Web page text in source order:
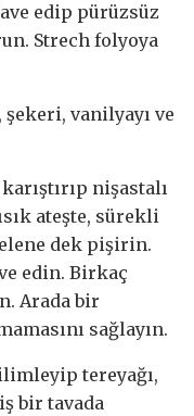
edip pürüzsüz
Strech folyoya
şekeri, vanilyayı ve
nişastalı
ateşte, sürekli
dek pişirin.
edin. Birkaç
Arada bir
sağlayın.
tereyağı,
bir tavada